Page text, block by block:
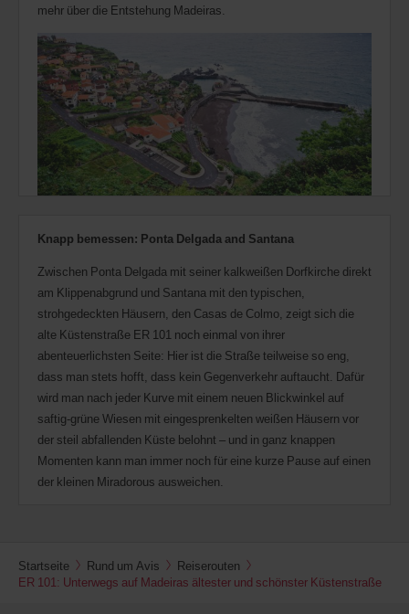
mehr über die Entstehung Madeiras.
Knapp bemessen: Ponta Delgada and Santana
Zwischen Ponta Delgada mit seiner kalkweißen Dorfkirche direkt
am Klippenabgrund und Santana mit den typischen,
strohgedeckten Häusern, den Casas de Colmo, zeigt sich die
alte Küstenstraße ER 101 noch einmal von ihrer
abenteuerlichsten Seite: Hier ist die Straße teilweise so eng,
dass man stets hofft, dass kein Gegenverkehr auftaucht. Dafür
wird man nach jeder Kurve mit einem neuen Blickwinkel auf
saftig-grüne Wiesen mit eingesprenkelten weißen Häusern vor
der steil abfallenden Küste belohnt – und in ganz knappen
Momenten kann man immer noch für eine kurze Pause auf einen
der kleinen Miradorous ausweichen.
Startseite Rund um Avis
Reiserouten
ER 101: Unterwegs auf Madeiras ältester und schönster Küstenstraße